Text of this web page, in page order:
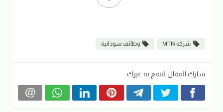
شركة MTN وظائف سودانية
شارك المقال لتنفع به غيرك